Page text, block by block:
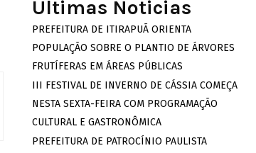
Ultimas Noticias
PREFEITURA DE ITIRAPUÃ ORIENTA
POPULAÇÃO SOBRE O PLANTIO DE ÁRVORES
FRUTÍFERAS EM ÁREAS PÚBLICAS
III FESTIVAL DE INVERNO DE CÁSSIA COMEÇA
NESTA SEXTA-FEIRA COM PROGRAMAÇÃO
CULTURAL E GASTRONÔMICA
PREFEITURA DE PATROCÍNIO PAULISTA